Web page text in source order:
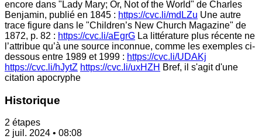
encore dans "Lady Mary; Or, Not of the World" de Charles
Benjamin, publié en 1845 : https://cvc.li/mdLZu Une autre
trace figure dans le "Children’s New Church Magazine" de
1872, p. 82 : https://cvc.li/aEgrG La littérature plus récente ne
l’attribue qu’à une source inconnue, comme les exemples ci-
dessous entre 1989 et 1999 : https://cvc.li/UDAKj
https://cvc.li/hJytZ https://cvc.li/uxHZH Bref, il s'agit d'une
citation apocryphe
Historique
2 étapes
2 juil. 2024 • 08:08